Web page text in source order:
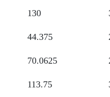
130
44.375
70.0625
113.75